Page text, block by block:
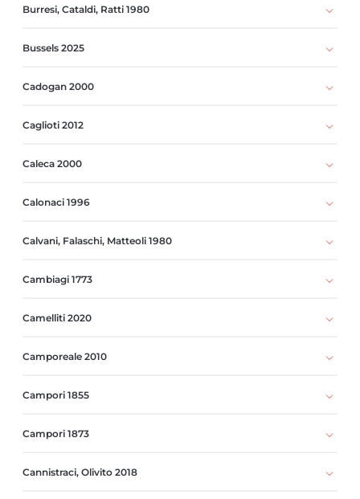
Burresi, Cataldi, Ratti 1980
Bussels 2025
Cadogan 2000
Caglioti 2012
Caleca 2000
Calonaci 1996
Calvani, Falaschi, Matteoli 1980
Cambiagi 1773
Camelliti 2020
Camporeale 2010
Campori 1855
Campori 1873
Cannistraci, Olivito 2018